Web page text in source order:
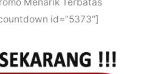
id=”5373″]